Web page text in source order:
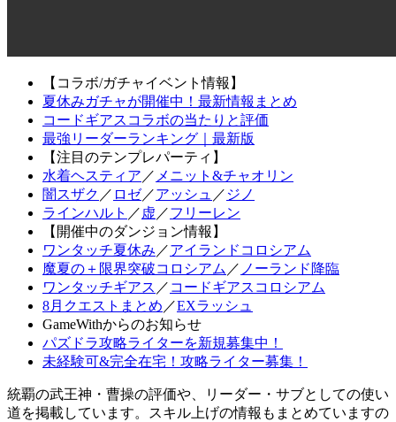
【コラボ/ガチャイベント情報】
夏休みガチャが開催中！最新情報まとめ
コードギアスコラボの当たりと評価
最強リーダーランキング｜最新版
【注目のテンプレパーティ】
水着ヘスティア ／ メニット&チャオリン
闇スザク ／ ロゼ／アッシュ ／ ジノ
ラインハルト ／ 虚 ／フリーレン
【開催中のダンジョン情報】
ワンタッチ夏休み ／アイランドコロシアム
魔夏の＋限界突破コロシアム ／ ノーランド降臨
ワンタッチギアス ／ コードギアスコロシアム
8月クエストまとめ ／EXラッシュ
GameWithからのお知らせ
パズドラ攻略ライターを新規募集中！
未経験可&完全在宅！攻略ライター募集！
統覇の武王神・曹操の評価や、リーダー・サブとしての使い
道を掲載しています。スキル上げの情報もまとめていますの